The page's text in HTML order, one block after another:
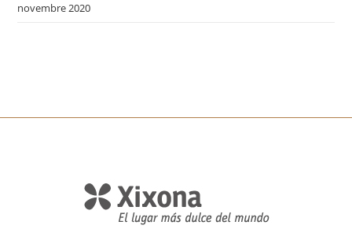
novembre 2020